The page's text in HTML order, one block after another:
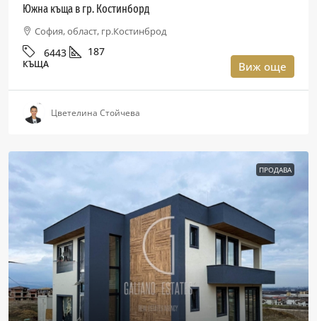
Южна къща в гр. Костинборд
София, област, гр.Костинброд
6443 187
КЪЩА Виж още
Цветелина Стойчева
ПРОДАВА